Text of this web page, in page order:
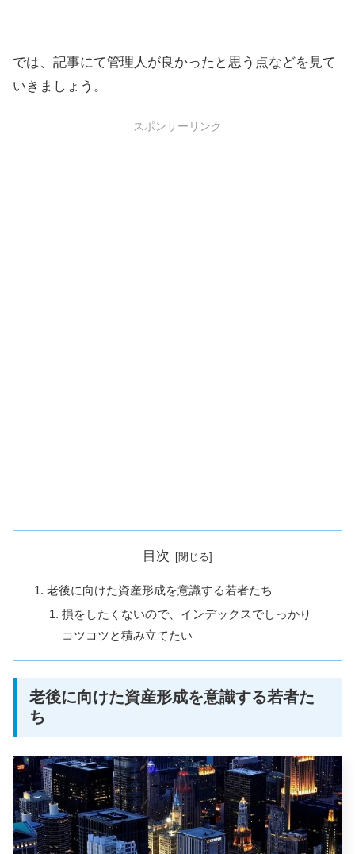
では、記事にて管理人が良かったと思う点などを見て
いきましょう。
スポンサーリンク
目次
老後に向けた資産形成を意識する若者たち
損をしたくないので、インデックスでしっかり
コツコツと積み立てたい
老後に向けた資産形成を意識する若者た
ち